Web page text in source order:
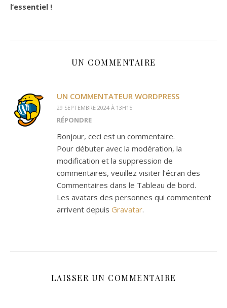
l’essentiel !
UN COMMENTAIRE
UN COMMENTATEUR WORDPRESS
29 SEPTEMBRE 2024 À 13H15
RÉPONDRE
Bonjour, ceci est un commentaire.
Pour débuter avec la modération, la
modification et la suppression de
commentaires, veuillez visiter l’écran des
Commentaires dans le Tableau de bord.
Les avatars des personnes qui commentent
arrivent depuis Gravatar.
LAISSER UN COMMENTAIRE